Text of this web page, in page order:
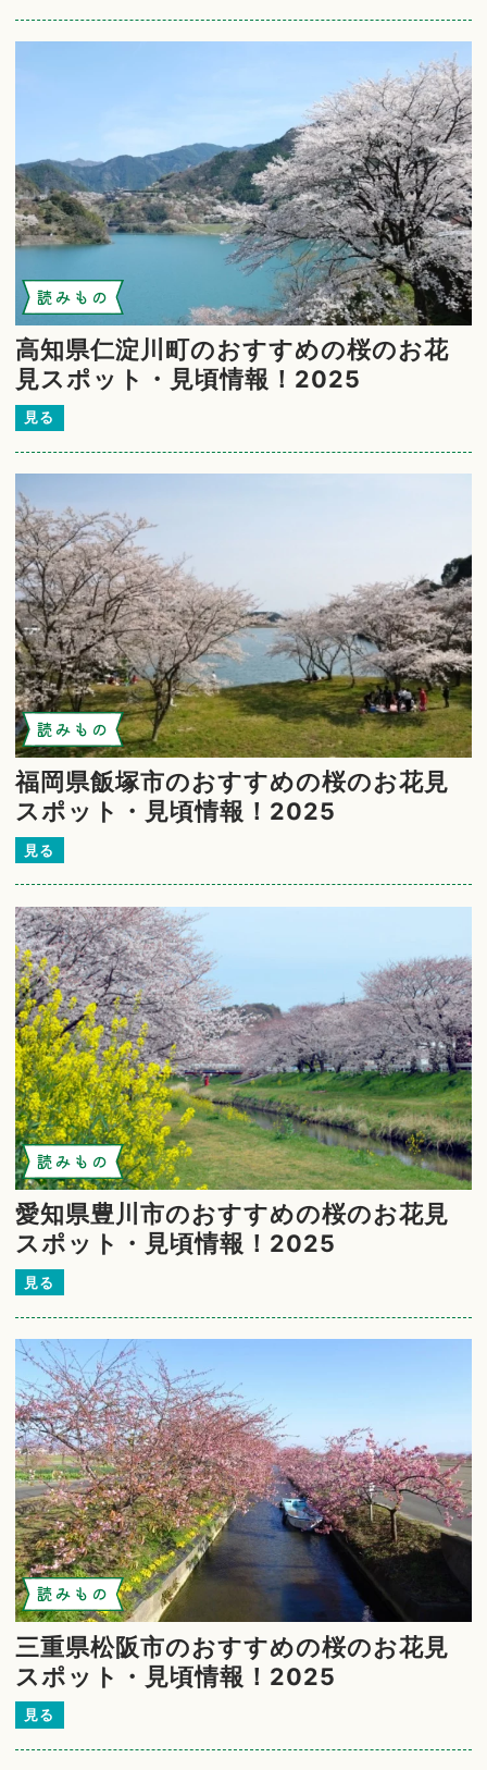
読みもの
高知県仁淀川町のおすすめの桜のお花
見スポット・見頃情報！2025
見る
読みもの
福岡県飯塚市のおすすめの桜のお花見
スポット・見頃情報！2025
見る
読みもの
愛知県豊川市のおすすめの桜のお花見
スポット・見頃情報！2025
見る
読みもの
三重県松阪市のおすすめの桜のお花見
スポット・見頃情報！2025
見る